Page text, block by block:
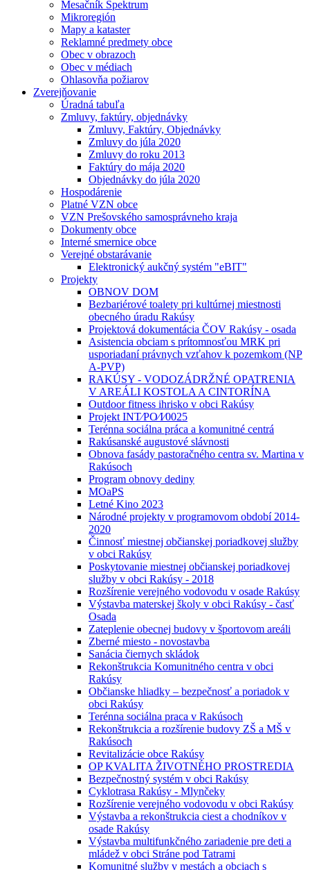
Mesačník Spektrum
Mikroregión
Mapy a kataster
Reklamné predmety obce
Obec v obrazoch
Obec v médiach
Ohlasovňa požiarov
Zverejňovanie
Úradná tabuľa
Zmluvy, faktúry, objednávky
Zmluvy, Faktúry, Objednávky
Zmluvy do júla 2020
Zmluvy do roku 2013
Faktúry do mája 2020
Objednávky do júla 2020
Hospodárenie
Platné VZN obce
VZN Prešovského samosprávneho kraja
Dokumenty obce
Interné smernice obce
Verejné obstarávanie
Elektronický aukčný systém "eBIT"
Projekty
OBNOV DOM
Bezbariérové toalety pri kultúrnej miestnosti
obecného úradu Rakúsy
Projektová dokumentácia ČOV Rakúsy - osada
Asistencia obciam s prítomnosťou MRK pri
usporiadaní právnych vzťahov k pozemkom (NP
A-PVP)
RAKÚSY - VODOZÁDRŽNÉ OPATRENIA
V AREÁLI KOSTOLA A CINTORÍNA
Outdoor fitness ihrisko v obci Rakúsy
Projekt INT⁄PO⁄I⁄0025
Terénna sociálna práca a komunitné centrá
Rakúsanské augustové slávnosti
Obnova fasády pastoračného centra sv. Martina v
Rakúsoch
Program obnovy dediny
MOaPS
Letné Kino 2023
Národné projekty v programovom období 2014-
2020
Činnosť miestnej občianskej poriadkovej služby
v obci Rakúsy
Poskytovanie miestnej občianskej poriadkovej
služby v obci Rakúsy - 2018
Rozšírenie verejného vodovodu v osade Rakúsy
Výstavba materskej školy v obci Rakúsy - časť
Osada
Zateplenie obecnej budovy v športovom areáli
Zberné miesto - novostavba
Sanácia čiernych skládok
Rekonštrukcia Komunitného centra v obci
Rakúsy
Občianske hliadky – bezpečnosť a poriadok v
obci Rakúsy
Terénna sociálna praca v Rakúsoch
Rekonštrukcia a rozšírenie budovy ZŠ a MŠ v
Rakúsoch
Revitalizácie obce Rakúsy
OP KVALITA ŽIVOTNÉHO PROSTREDIA
Bezpečnostný systém v obci Rakúsy
Cyklotrasa Rakúsy - Mlynčeky
Rozšírenie verejného vodovodu v obci Rakúsy
Výstavba a rekonštrukcia ciest a chodníkov v
osade Rakúsy
Výstavba multifunkčného zariadenie pre deti a
mládež v obci Stráne pod Tatrami
Komunitné služby v mestách a obciach s